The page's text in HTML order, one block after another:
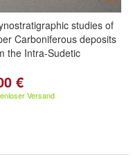
studies of
Carboniferous deposits
the Intra-Sudetic
€
Versand